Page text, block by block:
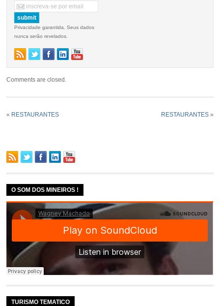
Privacidade garantida. Seus dados
nunca serão revelados.
Comments are closed.
« RESTAURANTES RESTAURANTES»
O SOM DOS MINEIROS !
TURISMO TEMATICO